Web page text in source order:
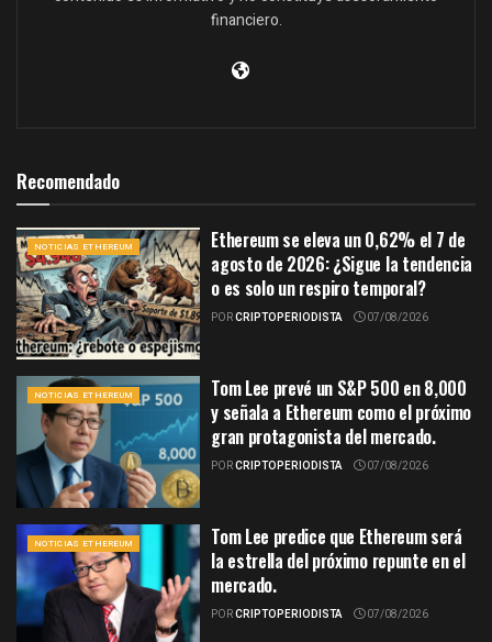
financiero.
Recomendado
NOTICIAS ETHEREUM
Ethereum se eleva un 0,62% el 7 de
agosto de 2026: ¿Sigue la tendencia
o es solo un respiro temporal?
PORCRIPTOPERIODISTA 07/08/2026
NOTICIAS ETHEREUM
Tom Lee prevé un S&P 500 en 8,000
y señala a Ethereum como el próximo
gran protagonista del mercado.
PORCRIPTOPERIODISTA 07/08/2026
NOTICIAS ETHEREUM
Tom Lee predice que Ethereum será
la estrella del próximo repunte en el
mercado.
PORCRIPTOPERIODISTA 07/08/2026